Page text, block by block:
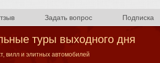
Задать вопрос Подписка
туры выходного дня
вилл и элитных автомобилей